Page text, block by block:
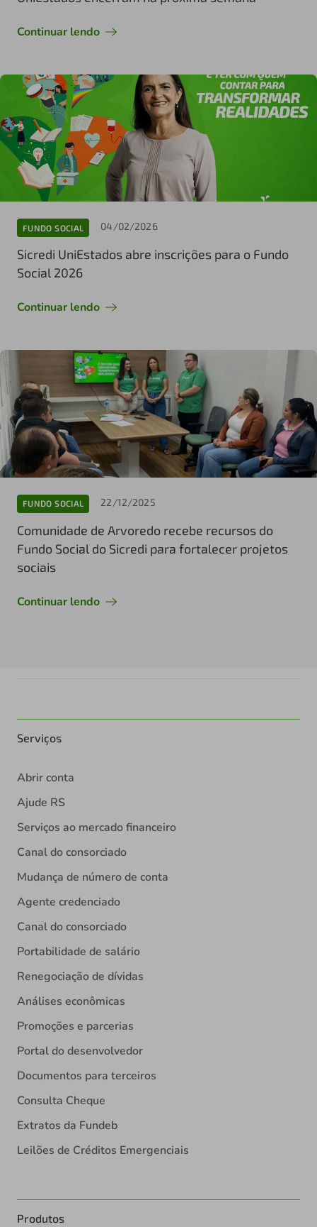
Continuar lendo
FUNDO SOCIAL 04/02/2026
Sicredi UniEstados abre inscrições para o Fundo
Social 2026
Continuar lendo
FUNDO SOCIAL 22/12/2025
Comunidade de Arvoredo recebe recursos do
Fundo Social do Sicredi para fortalecer projetos
sociais
Continuar lendo
Serviços
Abrir conta
Ajude RS
Serviços ao mercado financeiro
Canal do consorciado
Mudança de número de conta
Agente credenciado
Canal do consorciado
Portabilidade de salário
Renegociação de dívidas
Análises econômicas
Promoções e parcerias
Portal do desenvolvedor
Documentos para terceiros
Consulta Cheque
Extratos da Fundeb
Leilões de Créditos Emergenciais
Produtos